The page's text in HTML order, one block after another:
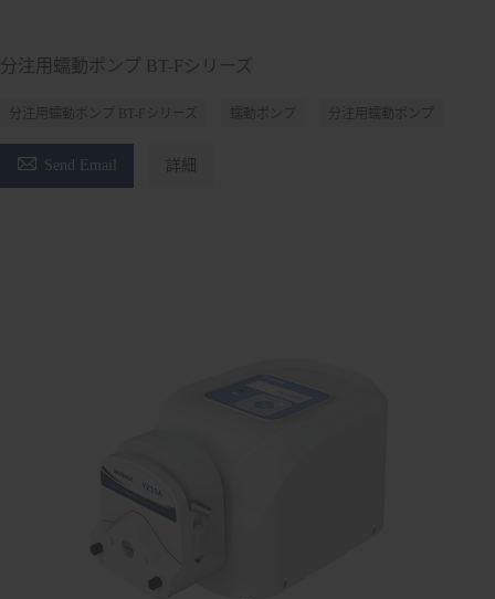
分注用蠕動ポンプ BT-Fシリーズ
分注用蠕動ポンプ BT-Fシリーズ 蠕動ポンプ 分注用蠕動ポンプ
 Send Email 詳細